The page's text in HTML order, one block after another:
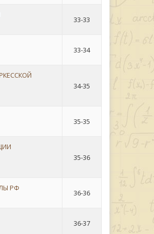
33-33
33-34
34-35
35-35
35-36
РФ
36-36
36-37